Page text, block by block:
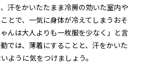
汗をかいたたまま冷房の効いた室内や
とで、一気に身体が冷えてしまうおそ
んは大人よりも一枚服を少なく」と言
では、薄着にすることと、汗をかいた
ように気をつけましょう。